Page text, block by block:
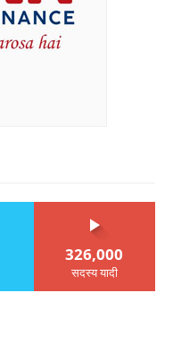
326,000
सदस्य यादी